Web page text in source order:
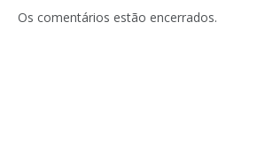
Os comentários estão encerrados.